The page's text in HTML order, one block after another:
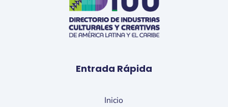
Entrada Rápida
Inicio